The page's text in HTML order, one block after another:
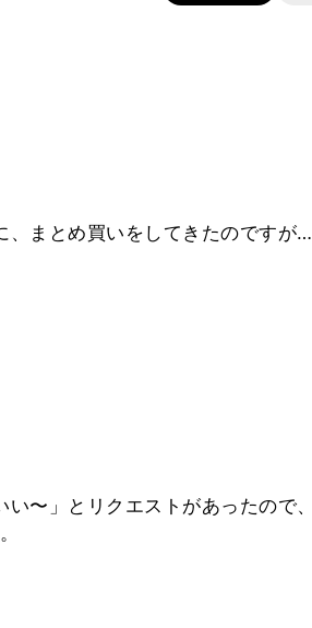
、まとめ買いをしてきたのですが…
〜」とリクエストがあったので、